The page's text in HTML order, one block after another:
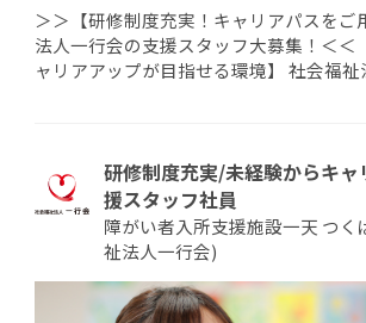
＞＞【研修制度充実！キャリアパスをご
法人一行会の支援スタッフ大募集！＜＜
ャリアアップが目指せる環境】 社会福祉
研修制度充実/未経験からキ
援スタッフ社員
障がい者入所支援施設一天 つく
祉法人一行会)